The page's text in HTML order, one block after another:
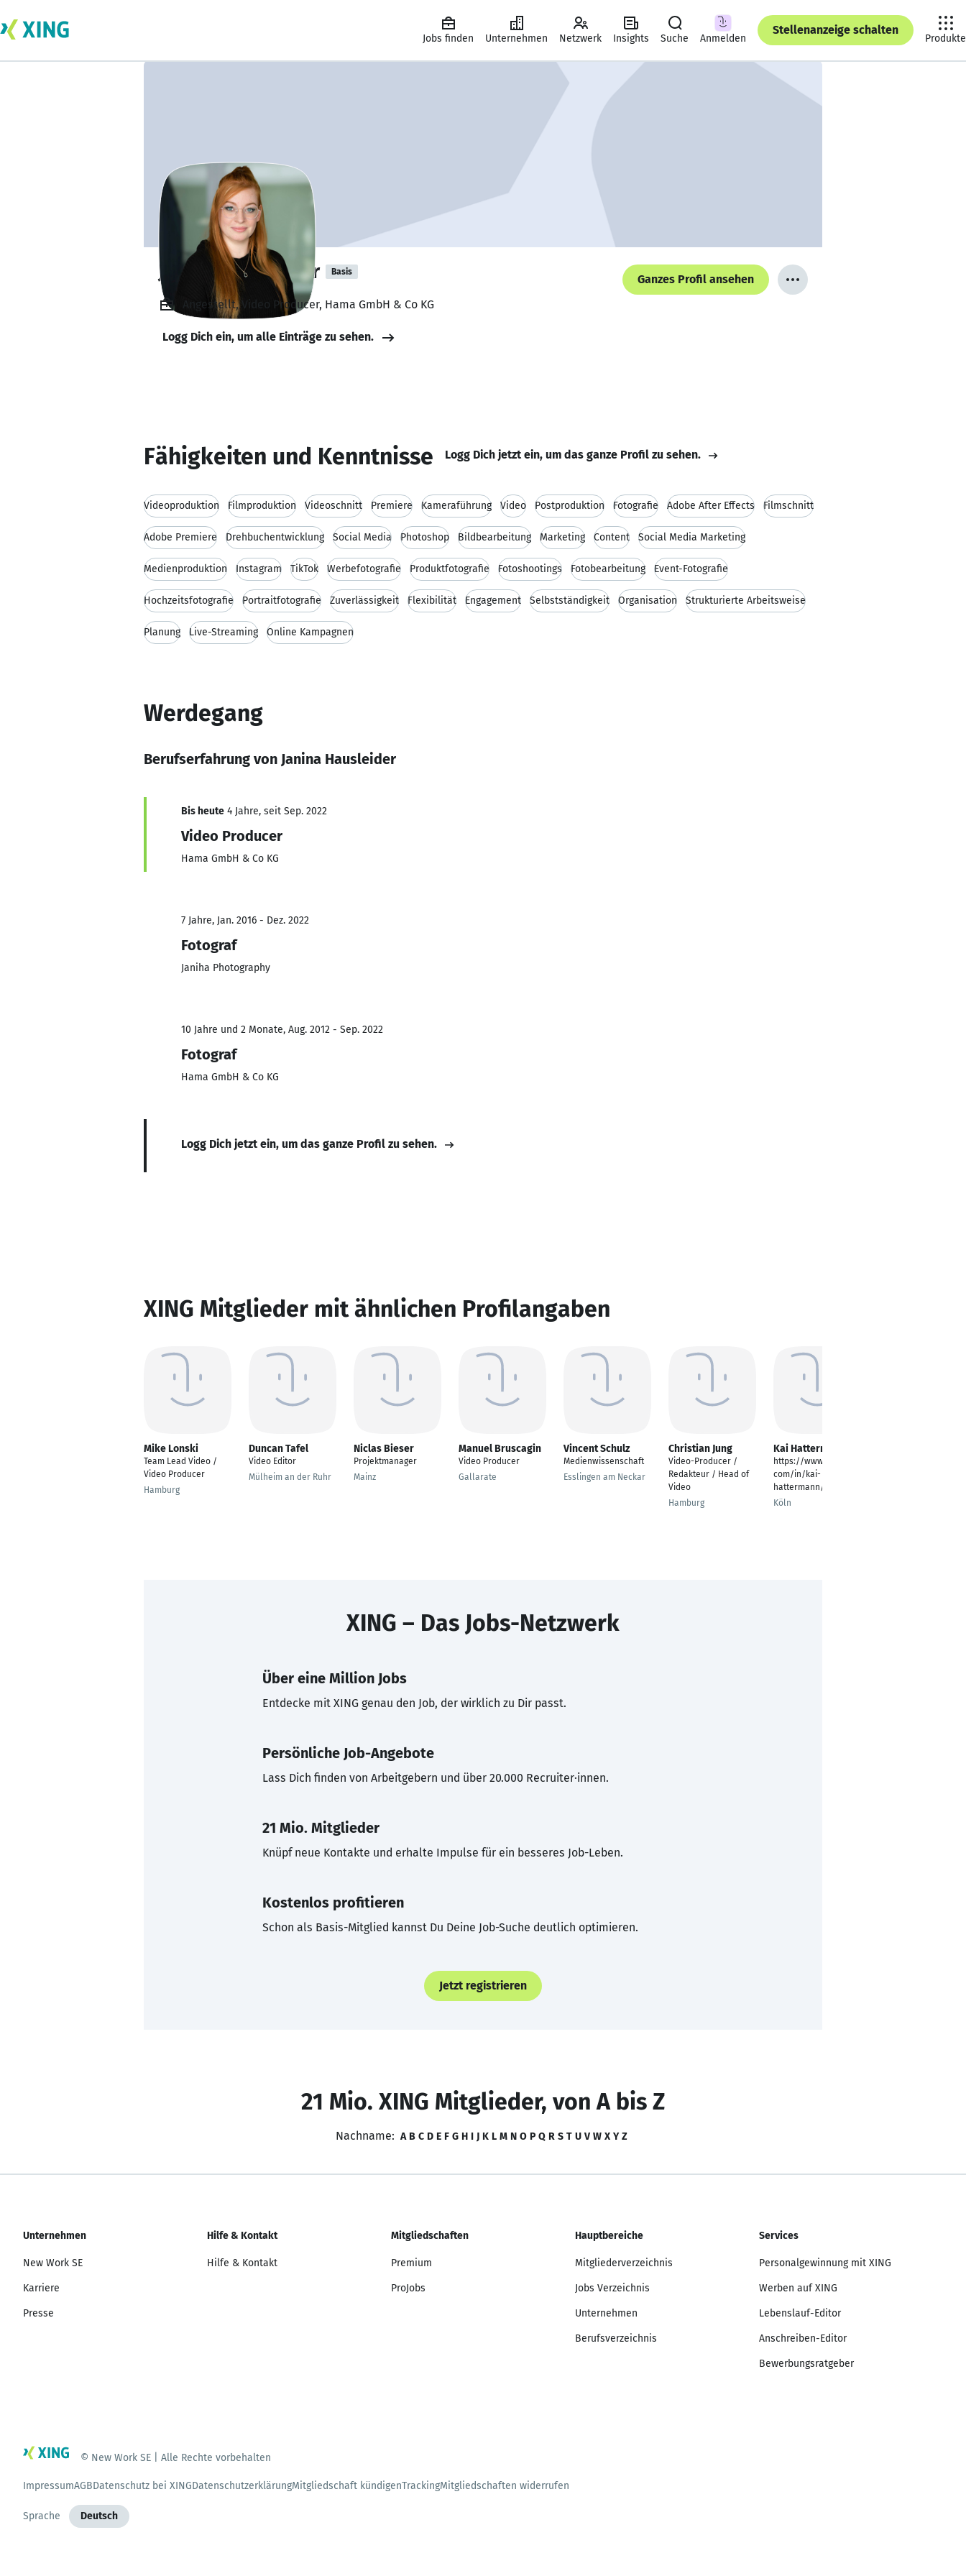
Jobs finden Unternehmen Netzwerk Insights Suche Anmelden
Stellenanzeige schalten
Produkte
Janina Hausleider Basis
Ganzes Profil ansehen
Angestellt, Video Producer, Hama GmbH & Co KG
Logg Dich ein, um alle Einträge zu sehen.
Fähigkeiten und Kenntnisse Logg Dich jetzt ein, um das ganze Profil zu sehen.
Videoproduktion Filmproduktion Videoschnitt Premiere Kameraführung Video Postproduktion Fotografie Adobe After Effects Filmschnitt
Adobe Premiere Drehbuchentwicklung Social Media Photoshop Bildbearbeitung Marketing Content Social Media Marketing
Medienproduktion Instagram TikTok Werbefotografie Produktfotografie Fotoshootings Fotobearbeitung Event-Fotografie
Hochzeitsfotografie Portraitfotografie Zuverlässigkeit Flexibilität Engagement Selbstständigkeit Organisation Strukturierte Arbeitsweise
Planung Live-Streaming Online Kampagnen
Werdegang
Berufserfahrung von Janina Hausleider
Bis heute 4 Jahre, seit Sep. 2022
Video Producer
Hama GmbH & Co KG
7 Jahre, Jan. 2016 - Dez. 2022
Fotograf
Janiha Photography
10 Jahre und 2 Monate, Aug. 2012 - Sep. 2022
Fotograf
Hama GmbH & Co KG
Logg Dich jetzt ein, um das ganze Profil zu sehen.
XING Mitglieder mit ähnlichen Profilangaben
Mike Lonski
Team Lead Video /
Video Producer
Hamburg
Duncan Tafel
Video Editor
Mülheim an der Ruhr
Niclas Bieser
Projektmanager
Mainz
Manuel Bruscagin
Video Producer
Gallarate
Vincent Schulz
Medienwissenschaft
Esslingen am Neckar
Christian Jung
Video-Producer /
Redakteur / Head of
Video
Hamburg
Kai Hattermann
https://www.linkedin.
com/in/kai-
hattermann/
Köln
XING – Das Jobs-Netzwerk
Über eine Million Jobs
Entdecke mit XING genau den Job, der wirklich zu Dir passt.
Persönliche Job-Angebote
Lass Dich finden von Arbeitgebern und über 20.000 Recruiter·innen.
21 Mio. Mitglieder
Knüpf neue Kontakte und erhalte Impulse für ein besseres Job-Leben.
Kostenlos profitieren
Schon als Basis-Mitglied kannst Du Deine Job-Suche deutlich optimieren.
Jetzt registrieren
21 Mio. XING Mitglieder, von A bis Z
Nachname: A B C D E F G H I J K L M N O P Q R S T U V W X Y Z
Unternehmen
New Work SE
Karriere
Presse
Hilfe & Kontakt
Hilfe & Kontakt
Mitgliedschaften
Premium
ProJobs
Hauptbereiche
Mitgliederverzeichnis
Jobs Verzeichnis
Unternehmen
Berufsverzeichnis
Services
Personalgewinnung mit XING
Werben auf XING
Lebenslauf-Editor
Anschreiben-Editor
Bewerbungsratgeber
© New Work SE | Alle Rechte vorbehalten
ImpressumAGBDatenschutz bei XINGDatenschutzerklärungMitgliedschaft kündigenTrackingMitgliedschaften widerrufen
Sprache Deutsch